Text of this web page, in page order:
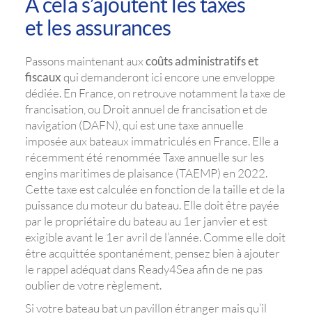
et les assurances
Passons maintenant auxcoûts administratifs et
fiscauxqui demanderont ici encore une enveloppe
dédiée. En France, on retrouve notamment la taxe de
francisation, ou Droit annuel de francisation et de
navigation (DAFN), qui est une taxe annuelle
imposée aux bateaux immatriculés en France. Elle a
récemment été renommée Taxe annuelle sur les
engins maritimes de plaisance (TAEMP) en 2022.
Cette taxe est calculée en fonction de la taille et de la
puissance du moteur du bateau. Elle doit être payée
par le propriétaire du bateau au 1er janvier et est
exigible avant le 1er avril de l’année. Comme elle doit
être acquittée spontanément, pensez bien à ajouter
le rappel adéquat dans Ready4Sea afin de ne pas
oublier de votre règlement.
Si votre bateau bat un pavillon étranger mais qu’il